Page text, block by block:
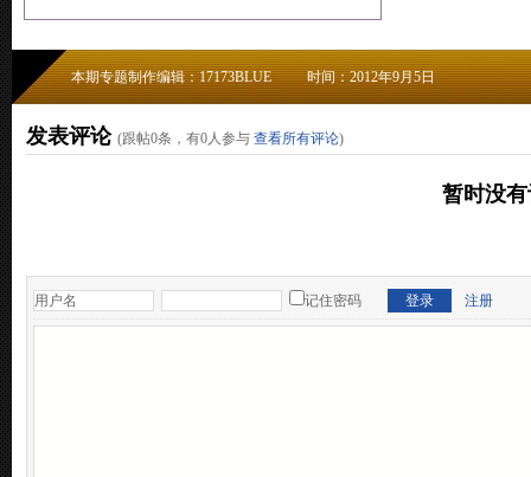
本期专题制作编辑：17173BLUE 时间：2012年9月5日
发表评论 (跟帖0条，有0人参与 查看所有评论)
暂时没
记住密码 注册